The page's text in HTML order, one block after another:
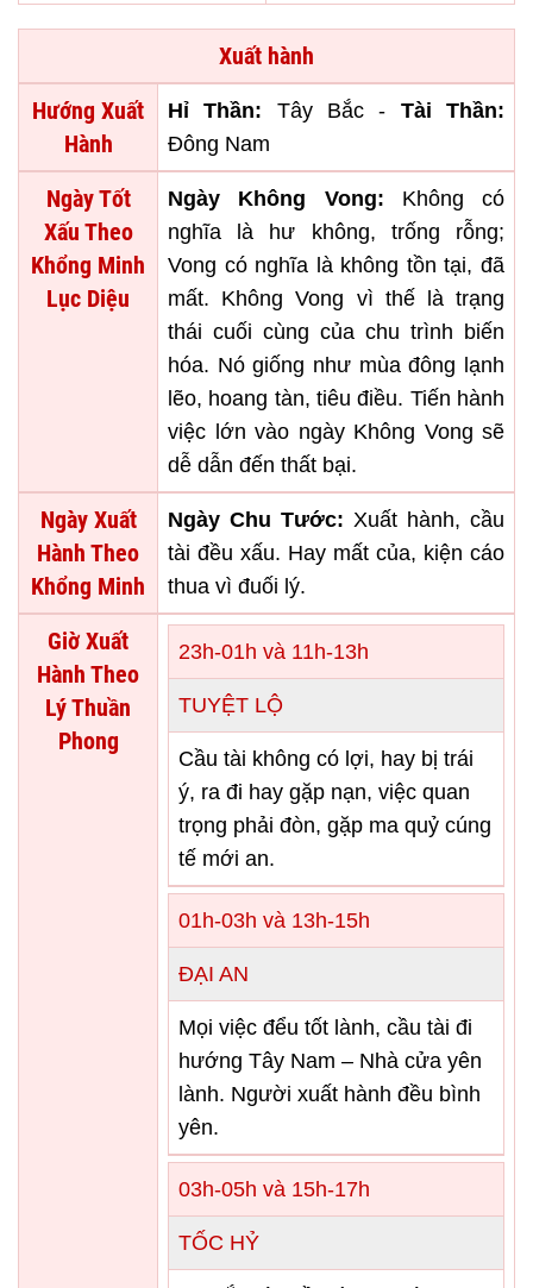
Xuất hành
Hướng Xuất
Hành
Hỉ Thần: Tây Bắc - Tài Thần:
Đông Nam
Ngày Tốt
Xấu Theo
Khổng Minh
Lục Diệu
Ngày Không Vong: Không có
nghĩa là hư không, trống rỗng;
Vong có nghĩa là không tồn tại, đã
mất. Không Vong vì thế là trạng
thái cuối cùng của chu trình biến
hóa. Nó giống như mùa đông lạnh
lẽo, hoang tàn, tiêu điều. Tiến hành
việc lớn vào ngày Không Vong sẽ
dễ dẫn đến thất bại.
Ngày Xuất
Hành Theo
Khổng Minh
Ngày Chu Tước: Xuất hành, cầu
tài đều xấu. Hay mất của, kiện cáo
thua vì đuối lý.
Giờ Xuất
Hành Theo
Lý Thuần
Phong
23h-01h và 11h-13h
TUYỆT LỘ
Cầu tài không có lợi, hay bị trái
ý, ra đi hay gặp nạn, việc quan
trọng phải đòn, gặp ma quỷ cúng
tế mới an.
01h-03h và 13h-15h
ĐẠI AN
Mọi việc đểu tốt lành, cầu tài đi
hướng Tây Nam – Nhà cửa yên
lành. Người xuất hành đều bình
yên.
03h-05h và 15h-17h
TỐC HỶ